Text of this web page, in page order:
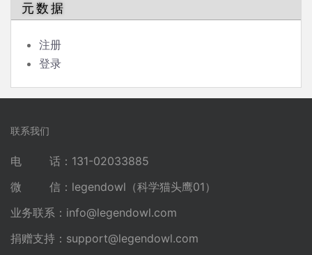
元数据
注册
登录
联系我们
电 话：131-02033885
微 信：legendowl（科学猫头鹰01）
业务联系： info@legendowl.com
捐赠支持： support@legendowl.com